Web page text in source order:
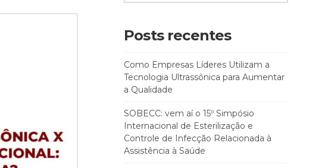
Posts recentes
Como Empresas Líderes Utilizam a
Tecnologia Ultrassônica para Aumentar
a Qualidade
SOBECC: vem aí o 15º Simpósio
Internacional de Esterilização e
Controle de Infecção Relacionada à
Assistência à Saúde